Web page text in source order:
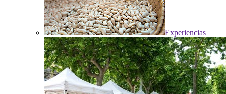
Experiencias